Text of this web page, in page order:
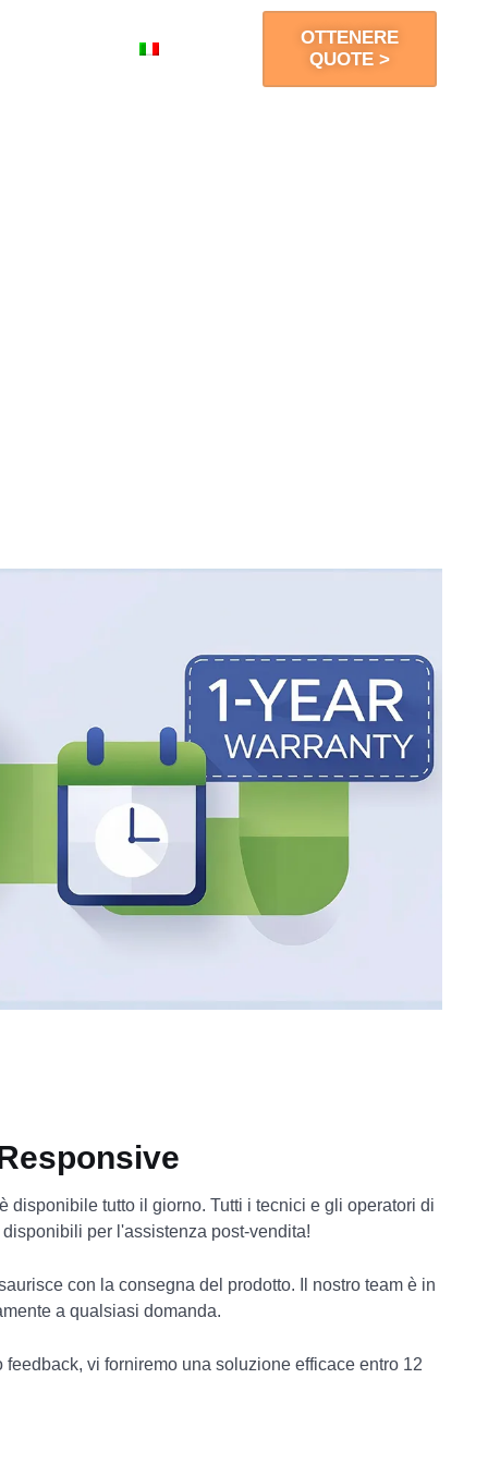
OTTENERE
QUOTE >
disponibile tutto il giorno. Tutti i tecnici e gli operatori di
per l'assistenza post-vendita!
con la consegna del prodotto. Il nostro team è in
a qualsiasi domanda.
vi forniremo una soluzione efficace entro 12